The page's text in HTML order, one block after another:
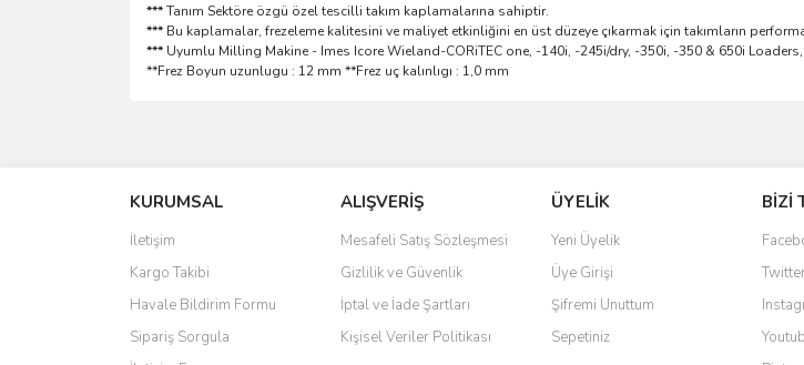
***Tanım Sektöre özgü özel tescilli takım kaplamalarına sahiptir.
*** Bu kaplamalar, frezeleme kalitesini ve maliyet etkinliğini en üst düzeye çıkarmak için takımların
*** Uyumlu Milling Makine - Imes Icore Wieland-CORiTEC one, -140i, -245i/dry, -350i, -350 & 650i
**Frez Boyun uzunlugu : 12 mm **Frez uç kalınlıgı : 1,0 mm
Ürün resmi kalitesiz, bozuk veya görüntülenemiyor.
Ürün açıklamasında eksik bilgiler bulunuyor.
Ürün bilgilerinde hatalar bulunuyor.
Ürün fiyatı diğer sitelerden daha pahalı.
Bu ürüne benzer farklı alternatifler olmalı.
KURUMSAL
İletişim
Kargo Takibi
Havale Bildirim Formu
Sipariş Sorgula
ALIŞVERİŞ
Mesafeli Satış Sözleşmesi
Gizlilik ve Güvenlik
İptal ve İade Şartları
Kişisel Veriler Politikası
ÜYELİK
Yeni Üyelik
Üye Girişi
Şifremi Unuttum
Sepetiniz
BİZİ